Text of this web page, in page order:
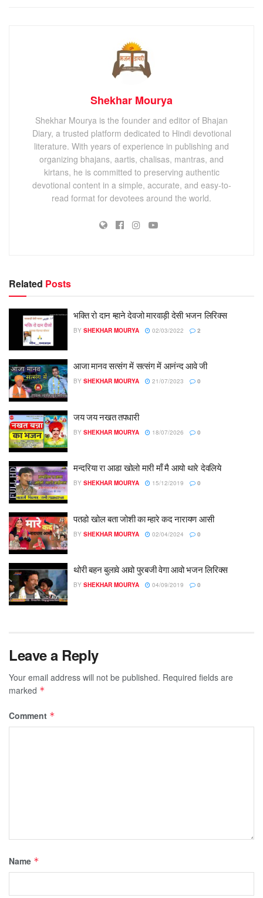
Shekhar Mourya
Shekhar Mourya is the founder and editor of Bhajan
Diary, a trusted platform dedicated to Hindi devotional
literature. With years of experience in publishing and
organizing bhajans, aartis, chalisas, mantras, and
kirtans, he is committed to preserving authentic
devotional content in a simple, accurate, and easy-to-
read format for devotees around the world.
Related Posts
भक्ति रो दान म्हाने देवजो मारवाड़ी देसी भजन लिरिक्स
BY SHEKHAR MOURYA 02/03/2022 2
आजा मानव सत्संग में सत्संग में आनंन्द आवे जी
BY SHEKHAR MOURYA 21/07/2023 0
जय जय नखत तपधारी
BY SHEKHAR MOURYA 18/07/2026 0
मन्दरिया रा आडा खोलो मारी माँ मै आयो थारे देवलिये
BY SHEKHAR MOURYA 15/12/2019 0
पतडो खोल बता जोशी का म्हारे कद नारायण आसी
BY SHEKHAR MOURYA 02/04/2024 0
थोरी बहन बुलावे आवो पुरबजी वेगा आवो भजन लिरिक्स
BY SHEKHAR MOURYA 04/09/2019 0
Leave a Reply
Your email address will not be published. Required fields are
marked *
Comment *
Name *